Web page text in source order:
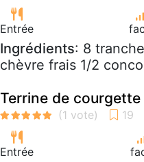
Entrée
Ingrédients: 8
chèvre frais 1/2
Terrine de
Entrée